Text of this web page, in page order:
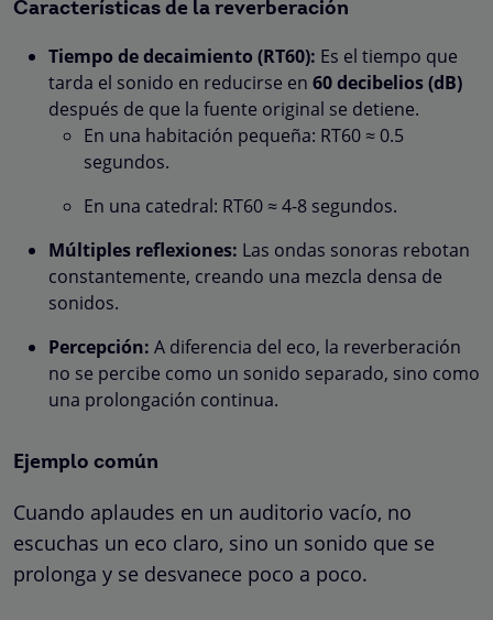
Características de la reverberación
Tiempo de decaimiento (RT60): Es el tiempo que
tarda el sonido en reducirse en 60 decibelios (dB)
después de que la fuente original se detiene.
En una habitación pequeña: RT60 ≈ 0.5
segundos.
En una catedral: RT60 ≈ 4-8 segundos.
Múltiples reflexiones: Las ondas sonoras rebotan
constantemente, creando una mezcla densa de
sonidos.
Percepción: A diferencia del eco, la reverberación
no se percibe como un sonido separado, sino como
una prolongación continua.
Ejemplo común
Cuando aplaudes en un auditorio vacío, no
escuchas un eco claro, sino un sonido que se
prolonga y se desvanece poco a poco.